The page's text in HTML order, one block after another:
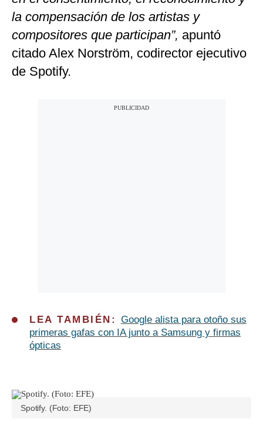
la compensación de los artistas y
compositores que participan”, apuntó
citado Alex Norström, codirector ejecutivo
de Spotify.
LEA TAMBIÉN: Google alista para otoño sus
primeras gafas con IA junto a Samsung y firmas
ópticas
Spotify. (Foto: EFE)